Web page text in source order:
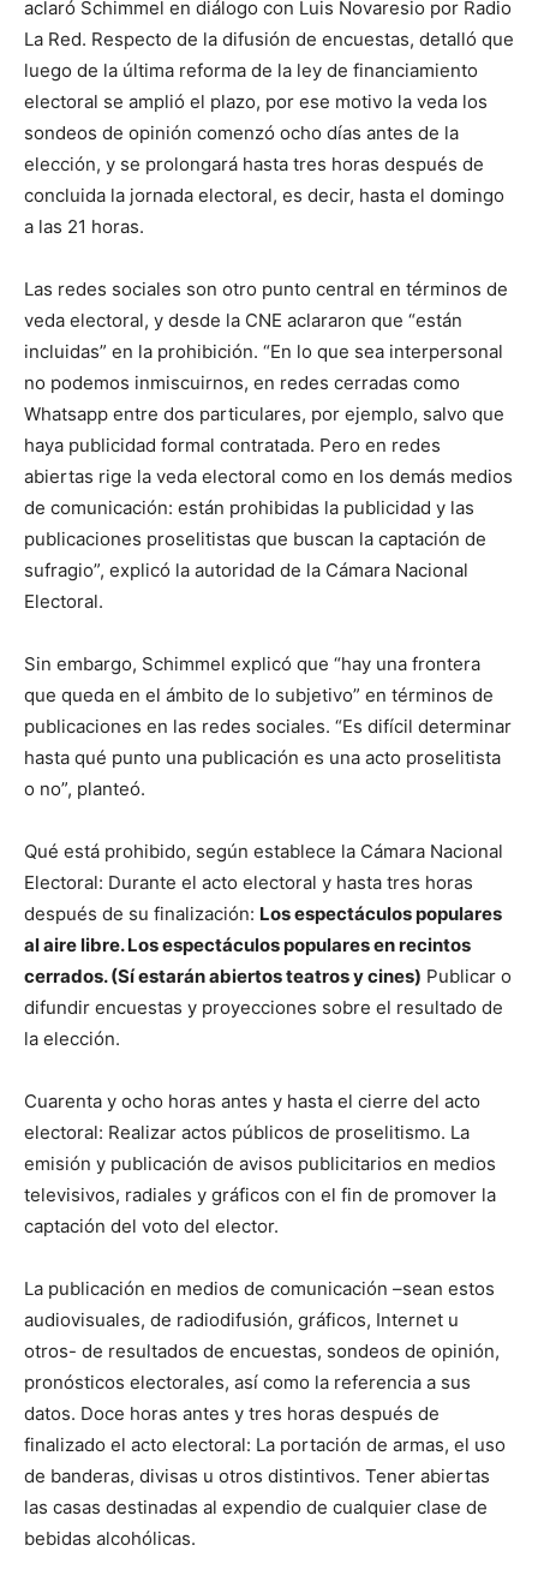
aclaró Schimmel en diálogo con Luis Novaresio por Radio
La Red. Respecto de la difusión de encuestas, detalló que
luego de la última reforma de la ley de financiamiento
electoral se amplió el plazo, por ese motivo la veda los
sondeos de opinión comenzó ocho días antes de la
elección, y se prolongará hasta tres horas después de
concluida la jornada electoral, es decir, hasta el domingo
a las 21 horas.
Las redes sociales son otro punto central en términos de
veda electoral, y desde la CNE aclararon que “están
incluidas” en la prohibición. “En lo que sea interpersonal
no podemos inmiscuirnos, en redes cerradas como
Whatsapp entre dos particulares, por ejemplo, salvo que
haya publicidad formal contratada. Pero en redes
abiertas rige la veda electoral como en los demás medios
de comunicación: están prohibidas la publicidad y las
publicaciones proselitistas que buscan la captación de
sufragio”, explicó la autoridad de la Cámara Nacional
Electoral.
Sin embargo, Schimmel explicó que “hay una frontera
que queda en el ámbito de lo subjetivo” en términos de
publicaciones en las redes sociales. “Es difícil determinar
hasta qué punto una publicación es una acto proselitista
o no”, planteó.
Qué está prohibido, según establece la Cámara Nacional
Electoral: Durante el acto electoral y hasta tres horas
después de su finalización: Los espectáculos populares
al aire libre. Los espectáculos populares en recintos
cerrados. (Sí estarán abiertos teatros y cines) Publicar o
difundir encuestas y proyecciones sobre el resultado de
la elección.
Cuarenta y ocho horas antes y hasta el cierre del acto
electoral: Realizar actos públicos de proselitismo. La
emisión y publicación de avisos publicitarios en medios
televisivos, radiales y gráficos con el fin de promover la
captación del voto del elector.
La publicación en medios de comunicación –sean estos
audiovisuales, de radiodifusión, gráficos, Internet u
otros- de resultados de encuestas, sondeos de opinión,
pronósticos electorales, así como la referencia a sus
datos. Doce horas antes y tres horas después de
finalizado el acto electoral: La portación de armas, el uso
de banderas, divisas u otros distintivos. Tener abiertas
las casas destinadas al expendio de cualquier clase de
bebidas alcohólicas.